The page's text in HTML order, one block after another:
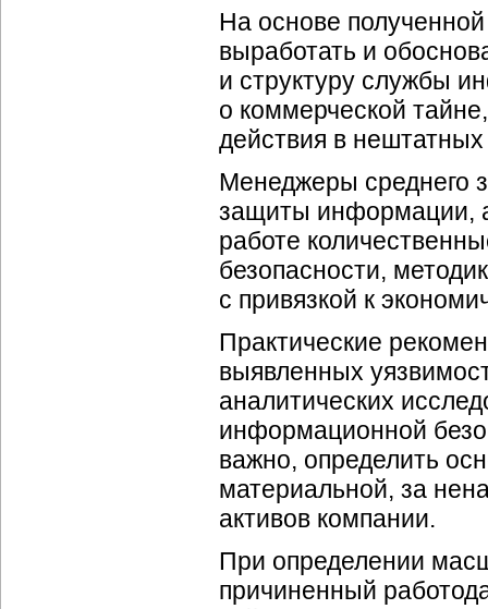
На основе
выработать и
и структуру службы
о коммерческой
действия в
Менеджеры среднего
защиты информации, а
работе
безопасности,
с привязкой к
Практические
выявленных
аналитических
информационной
важно, определить
материальной, за
активов компании.
При определении
причиненный